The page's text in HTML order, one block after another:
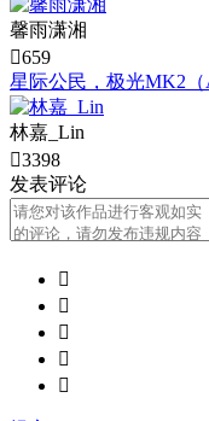
馨雨潇湘
659
星际公民，极光MK2（
林嘉_Lin
3398
发表评论




